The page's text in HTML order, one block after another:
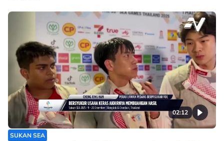
02:12
SUKAN SEA